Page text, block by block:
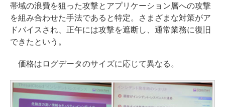
帯域の浪費を狙った攻撃とアプリケーション層への攻撃
を組み合わせた手法であると特定。さまざまな対策がア
ドバイスされ、正午には攻撃を遮断し、通常業務に復旧
できたという。
価格はログデータのサイズに応じて異なる。